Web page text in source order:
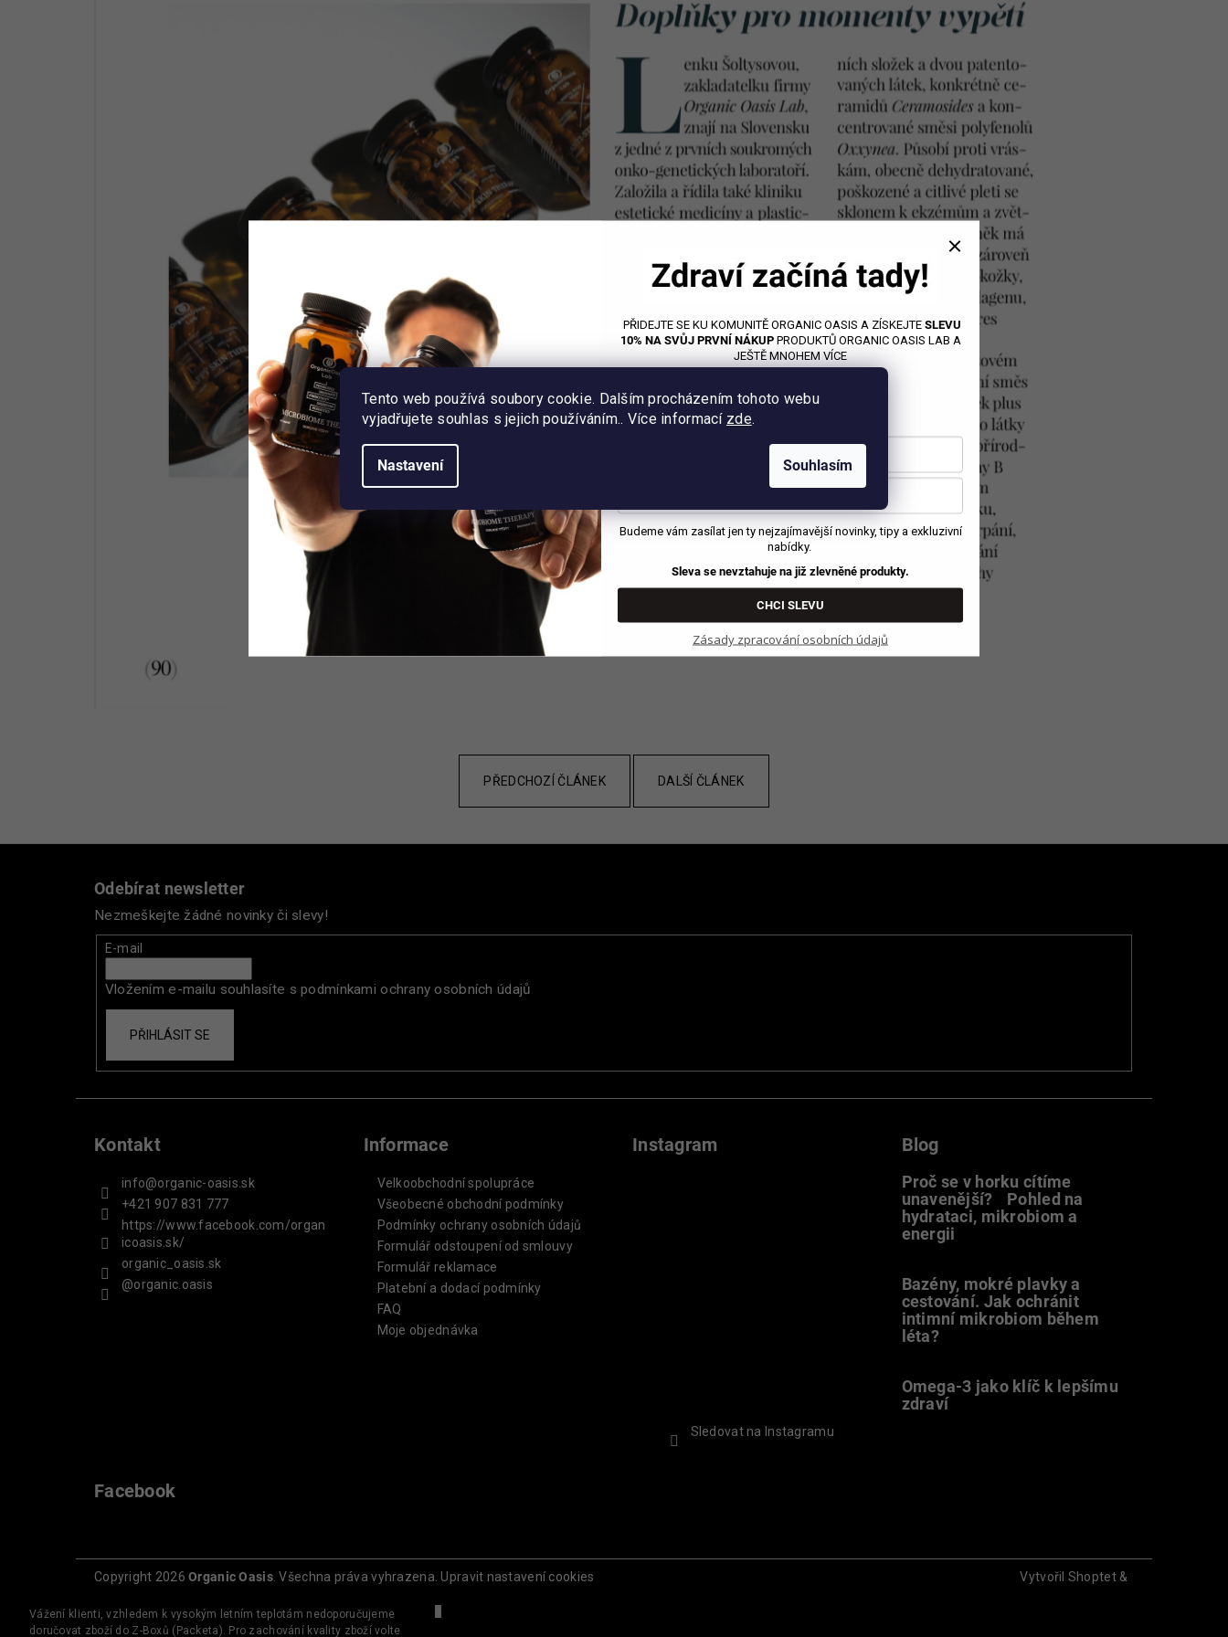
Tento web používá soubory cookie. Dalším procházením tohoto webu
vyjadřujete souhlas s jejich používáním.. Více informací zde.
Nastavení Souhlasím
Vážení klienti, vzhledem k vysokým letním teplotám nedoporučujeme
doručovat zboží do Z-Boxů (Packeta). Pro zachování kvality zboží volte
PŘEDCHOZÍ ČLÁNEK DALŠÍ ČLÁNEK
Odebírat newsletter
Nezmeškejte žádné novinky či slevy!
E-mail
Vložením e-mailu souhlasíte spodmínkami ochrany osobních údajů
PŘIHLÁSIT SE
Kontakt
info@organic-oasis.sk
+421 907 831 777
https://www.facebook.com/organ
icoasis.sk/
organic_oasis.sk
@organic.oasis
Informace
Velkoobchodní spolupráce
Všeobecné obchodní podmínky
Podmínky ochrany osobních údajů
Formulář odstoupení od smlouvy
Formulář reklamace
Platební a dodací podmínky
FAQ
Moje objednávka
Instagram
Sledovat na Instagramu
Blog
Proč se v horku cítíme
unavenější? Pohled na
hydrataci, mikrobiom a
energii
Bazény, mokré plavky a
cestování. Jak ochránit
intimní mikrobiom během
léta?
Omega-3 jako klíč k lepšímu
zdraví
Facebook
Vytvořil Shoptet&
Copyright 2026Organic Oasis. Všechna práva vyhrazena. Upravit nastavení cookies
PŘIDEJTE SE KU KOMUNITĚ ORGANIC OASIS A ZÍSKEJTE SLEVU
10% NA SVŮJ PRVNÍ NÁKUPPRODUKTŮ ORGANIC OASIS LAB A
JEŠTĚ MNOHEM VÍCE
Budeme vám zasílat jen ty nejzajímavější novinky, tipy a exkluzivní
nabídky.
Sleva se nevztahuje na již zlevněné produkty.
CHCI SLEVU
Zásady zpracování osobních údajů